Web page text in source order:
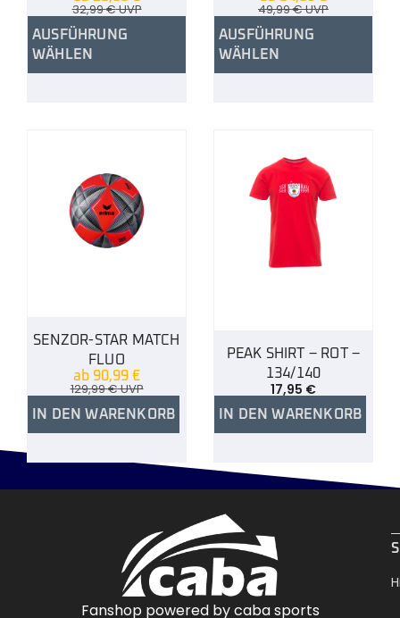
32,99€UVP
AUSFÜHRUNG
WÄHLEN
49,99€UVP
AUSFÜHRUNG
WÄHLEN
SENZOR-STAR MATCH
FLUO
ab 90,99 €
129,99€UVP
IN DEN WARENKORB
PEAK SHIRT – ROT –
134/140
17,95 €
IN DEN WARENKORB
Fanshop powered by caba sports